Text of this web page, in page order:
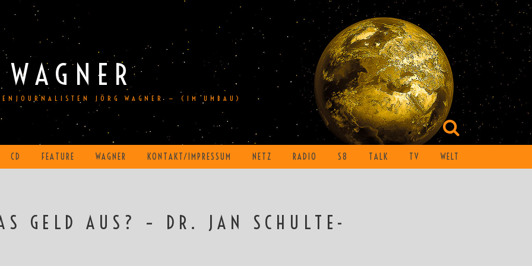
JÖRG WAGNER — (IM UMBAU)
CD FEATURE WAGNER KONTAKT/IMPRESSUM NETZ RADIO S8 TALK TV WELT
GELD AUS? – DR. JAN SCHULTE-